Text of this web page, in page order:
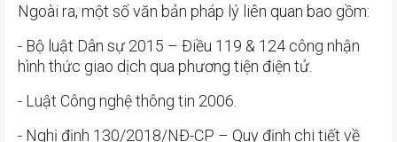
Ngoài ra, một số văn bản pháp lý liên quan bao gồm:
- Bộ luật Dân sự 2015 – Điều 119 & 124 công nhận
hình thức giao dịch qua phương tiện điện tử.
- Luật Công nghệ thông tin 2006.
- Nghị định 130/2018/NĐ-CP – Quy định chi tiết về